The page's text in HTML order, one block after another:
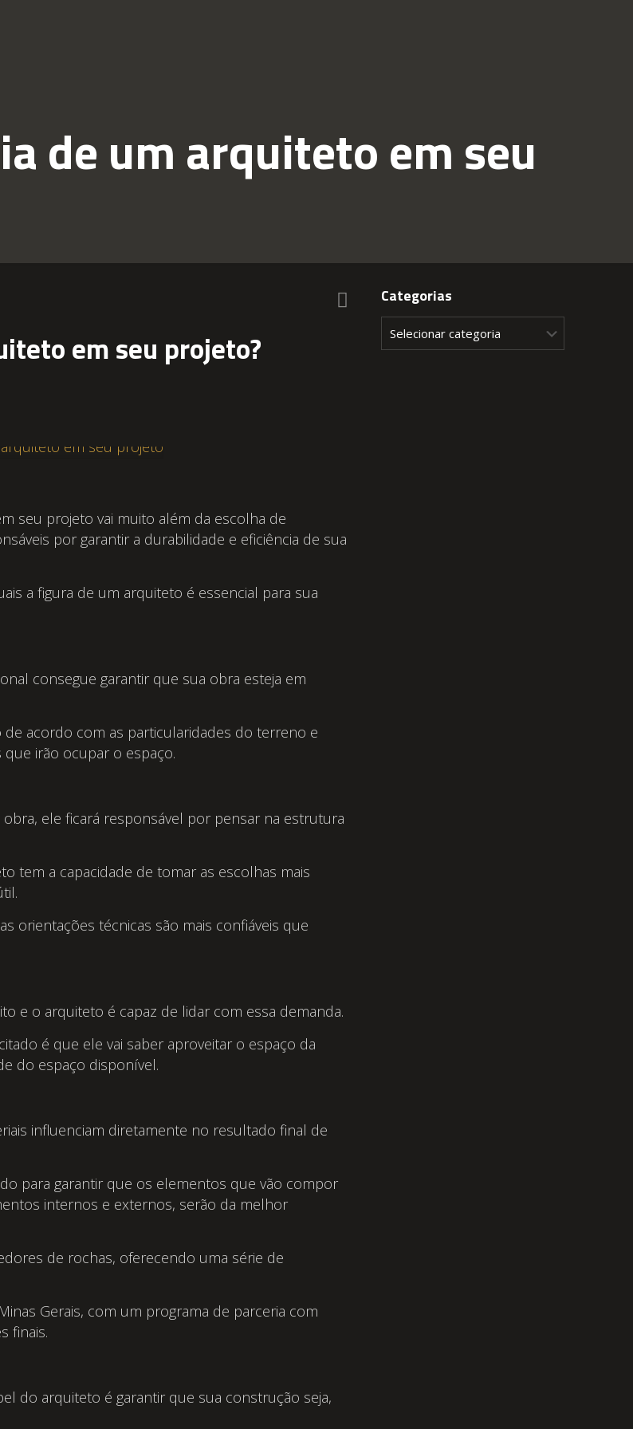
de um arquiteto em seu
em seu projeto?
seu projeto vai muito além da escolha de
por garantir a durabilidade e eficiência de sua
a figura de um arquiteto é essencial para sua
consegue garantir que sua obra esteja em
acordo com as particularidades do terreno e
irão ocupar o espaço.
ele ficará responsável por pensar na estrutura
tem a capacidade de tomar as escolhas mais
orientações técnicas são mais confiáveis que
e o arquiteto é capaz de lidar com essa demanda.
é que ele vai saber aproveitar o espaço da
do espaço disponível.
influenciam diretamente no resultado final de
para garantir que os elementos que vão compor
internos e externos, serão da melhor
de rochas, oferecendo uma série de
Gerais, com um programa de parceria com
finais.
do arquiteto é garantir que sua construção seja,
Categorias
Categorias